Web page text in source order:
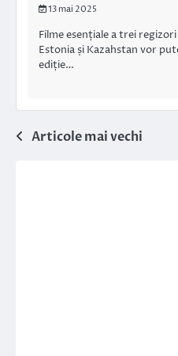
13 mai 2025
Filme esențiale a trei
Estonia și Kazahstan vor
ediție…
Navigare
Articole mai vechi